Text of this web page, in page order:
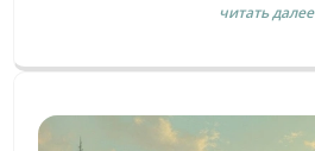
читать далее